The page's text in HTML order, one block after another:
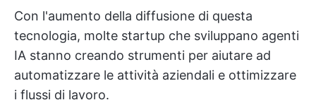
Con l'aumento della diffusione di questa
tecnologia, molte startup che sviluppano agenti
IA stanno creando strumenti per aiutare ad
automatizzare le attività aziendali e ottimizzare
i flussi di lavoro.